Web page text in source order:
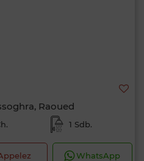
Raoued
1 Sdb.
WhatsApp
0 / 500